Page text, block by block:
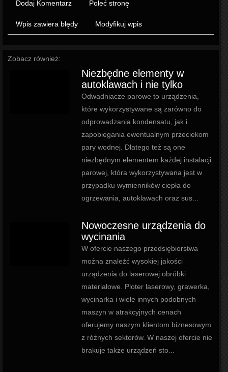
Dodaj Komentarz Poleć stronę
Wpis zawiera błędy Modyfikuj wpis
Zobacz również:
Niezbędne elementy w
autoklawach i nie tylko
Odwadniacze parowe to urządzenia,
które wykorzystywane są zarówno do
odprowadzania kondensatu, jak i
zapobiegania ewentualnym przeciekom
pary wodnej. Dlatego też są one
niezbędnym elementem każdej instalacji
parowej, która wykorzystywana jest w
przypadku wymienników ciepła do
ogrzewania, autoklawach oraz sus...
Nowoczesne urządzenia do
wycinania
W ofercie naszego przedsiębiorstwa
można znaleźć wysokiej jakości
urządzenia do laserowej obróbki
materiałowe. Ploter laserowy, grawerka,
wycinarka i wiele innych podobnych
maszyn w atrakcyjnych cenach
oferujemy naszym klientom biznesowym
z różnych sektorów. W naszej ofercie nie
brakuje także urządzeń sto...